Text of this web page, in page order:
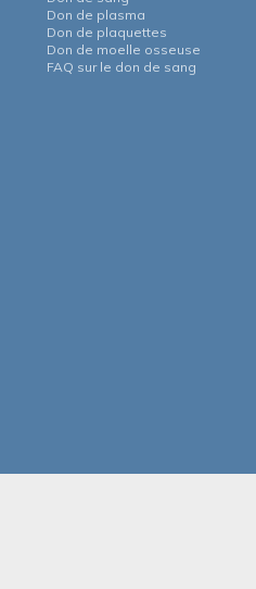
Don de plasma
Don de plaquettes
Don de moelle osseuse
FAQ sur le don de sang